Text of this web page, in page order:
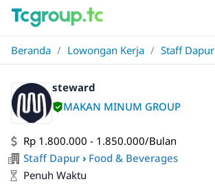
Beranda / Lowongan Kerja / Staff Dapur
steward
MAKAN MINUM GROUP
Rp 1.800.000 - 1.850.000/Bulan
Staff Dapur › Food & Beverages
Penuh Waktu